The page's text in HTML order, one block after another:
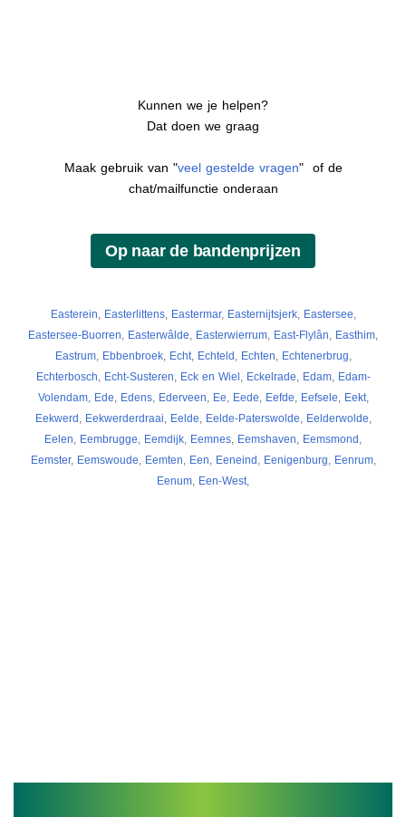
Kunnen we je helpen?
Dat doen we graag
Maak gebruik van "veel gestelde vragen" of de
chat/mailfunctie onderaan
Easterein Easterlittens, Eastermar, Easternijtsjerk, Eastersee
Eastersee-Buorren
Easterwâlde Easterwierrum East-Flylân Easthim
Eastrum, Ebbenbroek, Echt, Echteld Echten Echtenerbrug
Echterbosch
Echt-Susteren Eck en Wiel Eckelrade Edam, Edam-
Volendam, Ede Edens, Ederveen Ee Eede Eefde Eefsele Eekt,
Eekwerd
Eekwerderdraai Eelde Eelde-Paterswolde Eelderwolde
Eelen
Eembrugge Eemdijk Eemnes Eemshaven Eemsmond
Eemster, Eemswoude Eemten Een Eeneind Eenigenburg Eenrum,
Eenum Een-West